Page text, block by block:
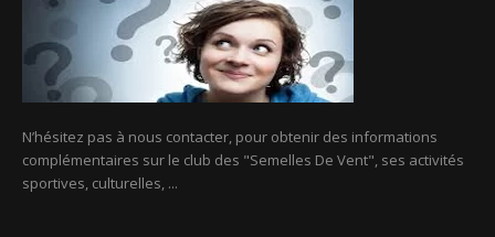
N’hésitez pas à nous contacter, pour obtenir des informations
complémentaires sur le club des "Semelles De Vent", ses activités
sportives, culturelles, ...